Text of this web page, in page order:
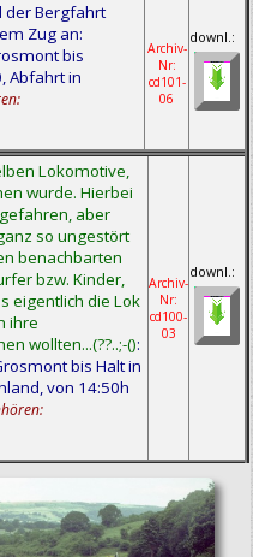
der Bergfahrt
Zug an:
bis
Abfahrt in
Archiv-
Nr:
cd101-
06
downl.:
Lokomotive,
wurde. Hierbei
aber
so ungestört
benachbarten
bzw. Kinder,
eigentlich die Lok
ihre
wollten...(??..;-():
bis Halt in
von 14:50h
Archiv-
Nr:
cd100-
03
downl.: